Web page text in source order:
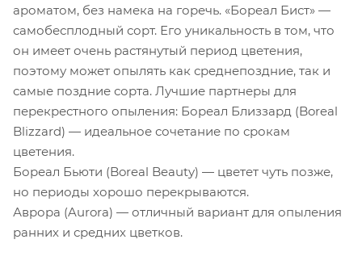
ароматом, без намека на горечь. «Бореал Бист» —
самобесплодный сорт. Его уникальность в том, что
он имеет очень растянутый период цветения,
поэтому может опылять как среднепоздние, так и
самые поздние сорта. Лучшие партнеры для
перекрестного опыления: Бореал Близзард (Boreal
Blizzard) — идеальное сочетание по срокам
цветения.
Бореал Бьюти (Boreal Beauty) — цветет чуть позже,
но периоды хорошо перекрываются.
Аврора (Aurora) — отличный вариант для опыления
ранних и средних цветков.